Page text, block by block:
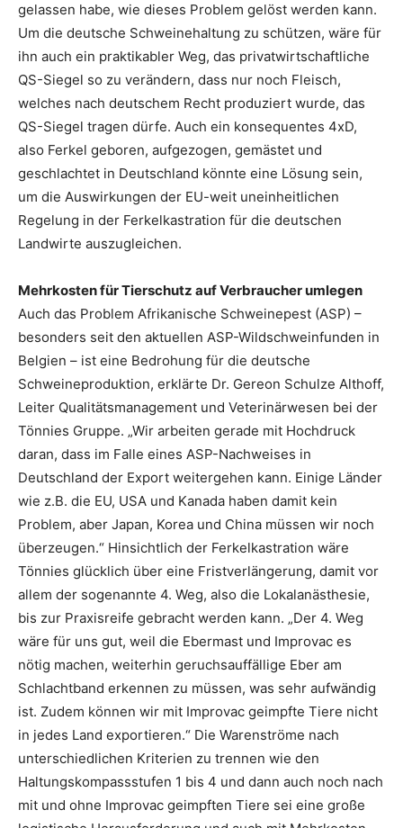
gelassen habe, wie dieses Problem gelöst werden kann.
Um die deutsche Schweinehaltung zu schützen, wäre für
ihn auch ein praktikabler Weg, das privatwirtschaftliche
QS-Siegel so zu verändern, dass nur noch Fleisch,
welches nach deutschem Recht produziert wurde, das
QS-Siegel tragen dürfe. Auch ein konsequentes 4xD,
also Ferkel geboren, aufgezogen, gemästet und
geschlachtet in Deutschland könnte eine Lösung sein,
um die Auswirkungen der EU-weit uneinheitlichen
Regelung in der Ferkelkastration für die deutschen
Landwirte auszugleichen.
Mehrkosten für Tierschutz auf Verbraucher umlegen
Auch das Problem Afrikanische Schweinepest (ASP) –
besonders seit den aktuellen ASP-Wildschweinfunden in
Belgien – ist eine Bedrohung für die deutsche
Schweineproduktion, erklärte Dr. Gereon Schulze Althoff,
Leiter Qualitätsmanagement und Veterinärwesen bei der
Tönnies Gruppe. „Wir arbeiten gerade mit Hochdruck
daran, dass im Falle eines ASP-Nachweises in
Deutschland der Export weitergehen kann. Einige Länder
wie z.B. die EU, USA und Kanada haben damit kein
Problem, aber Japan, Korea und China müssen wir noch
überzeugen.“ Hinsichtlich der Ferkelkastration wäre
Tönnies glücklich über eine Fristverlängerung, damit vor
allem der sogenannte 4. Weg, also die Lokalanästhesie,
bis zur Praxisreife gebracht werden kann. „Der 4. Weg
wäre für uns gut, weil die Ebermast und Improvac es
nötig machen, weiterhin geruchsauffällige Eber am
Schlachtband erkennen zu müssen, was sehr aufwändig
ist. Zudem können wir mit Improvac geimpfte Tiere nicht
in jedes Land exportieren.“ Die Warenströme nach
unterschiedlichen Kriterien zu trennen wie den
Haltungskompassstufen 1 bis 4 und dann auch noch nach
mit und ohne Improvac geimpften Tiere sei eine große